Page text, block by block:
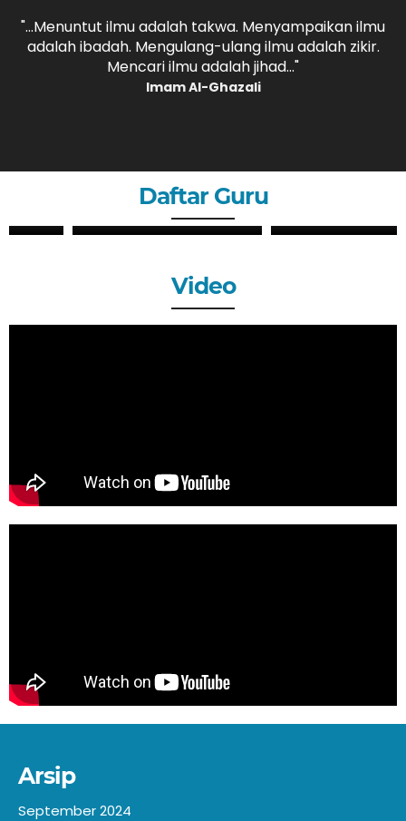
ilmu adalah takwa. Menyampaikan ilmu
Mengulang-ulang ilmu adalah zikir.
Mencari ilmu adalah jihad..."
Imam Al-Ghazali
"...Jika
belajar, maka
Daftar Guru
ANDRI MAULANA, S.Pd PUTRI SYAHLI, S.Pd
Video
Arsip
September 2024